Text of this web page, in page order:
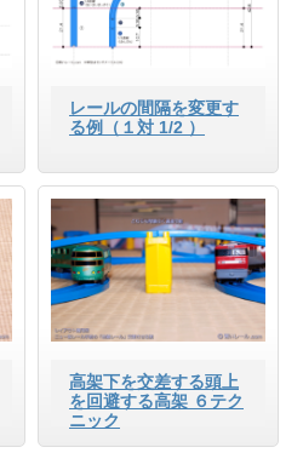
レールの間隔を変更す
る例（１対 1/2 ）
高架下を交差する頭上
を回避する高架 ６テク
ニック